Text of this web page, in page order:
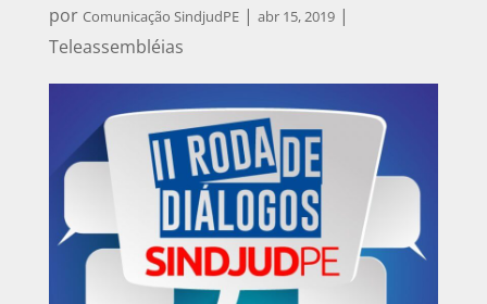
por Comunicação SindjudPE| abr 15, 2019|
Teleassembléias